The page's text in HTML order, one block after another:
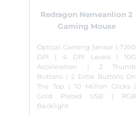
Redragon Nemeanlion 2
Gaming Mouse
Optical Gaming Sensor | 7200
DPI | 4 DPI Levels | 10G
Acceleration | 2 Thumb
Buttons | 2 Extra Buttons On
The Top | 10 Million Clicks |
Gold Plated USB | RGB
Backlight